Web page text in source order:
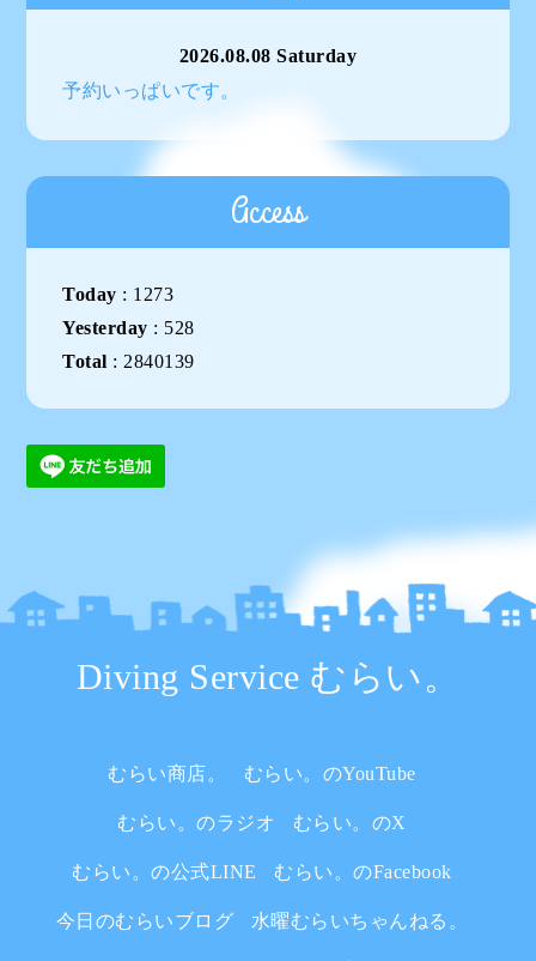
2026.08.08 Saturday
予約いっぱいです。
Access
Today : 1273
Yesterday : 528
Total : 2840139
Diving Service むらい。
むらい商店。 むらい。のYouTube
むらい。のラジオ むらい。のX
むらい。の公式LINE むらい。のFacebook
今日のむらいブログ 水曜むらいちゃんねる。